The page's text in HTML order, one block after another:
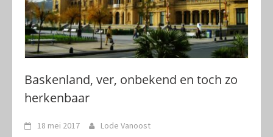
Baskenland, ver, onbekend en toch zo
herkenbaar
18 mei 2017 Lode Vanoost